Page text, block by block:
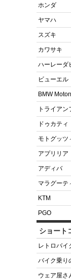
ホンダ
ヤマハ
スズキ
カワサキ
ハーレーダ
ビューエル
BMW
トライアン
ドゥカティ
モトグッツ
アプリリア
アディバ
マラグーテ
KTM
PGO
ショート
レトロバイ
バイク乗り
ウェア屋さ